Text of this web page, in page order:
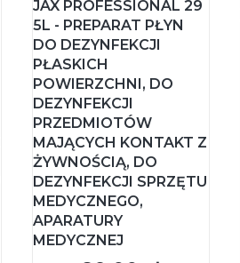
JAX PROFESSIONAL 29
5L - PREPARAT PŁYN
DO DEZYNFEKCJI
PŁASKICH
POWIERZCHNI, DO
DEZYNFEKCJI
PRZEDMIOTÓW
MAJĄCYCH KONTAKT Z
ŻYWNOŚCIĄ, DO
DEZYNFEKCJI SPRZĘTU
MEDYCZNEGO,
APARATURY
MEDYCZNEJ